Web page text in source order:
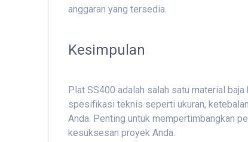
anggaran yang tersedia.
Kesimpulan
Plat SS400 adalah salah satu material
spesifikasi teknis seperti ukuran,
Anda. Penting untuk mempertimbangkan
kesuksesan proyek Anda.